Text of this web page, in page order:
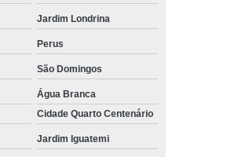
Jardim Londrina
Perus
São Domingos
Água Branca
Cidade Quarto Centenário
Jardim Iguatemi